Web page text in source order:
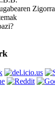
Zigorra